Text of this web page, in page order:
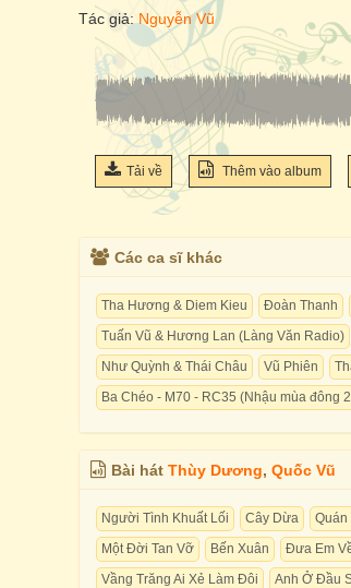
Tác giả: Nguyễn Vũ
Tải về Thêm vào album
Các ca sĩ khác
Tha Hương & Diem Kieu Đoàn Thanh
Tuấn Vũ & Hương Lan (Làng Văn Radio)
Như Quỳnh & Thái Châu
Vũ Phiên
Ba Chéo - M70 - RC35 (Nhậu mùa đông
Bài hát Thùy Dương, Quốc Vũ
Người Tình Khuất Lối Cây Dừa Quán
Một Đời Tan Vỡ
Bến Xuân Đưa Em
Vầng Trăng Ai Xẻ Làm Đôi
Anh Ở Đầu